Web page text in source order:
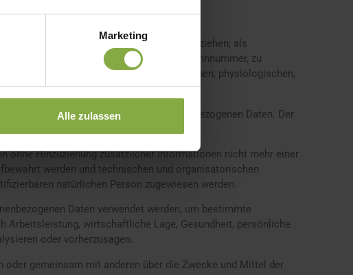
Marketing
Alle zulassen
(im Folgenden „betroffene Person“) beziehen; als
Kennung wie einem Namen, zu einer Kennnummer, zu
werden kann, die Ausdruck der physischen, physiologischen,
im Zusammenhang mit personenbezogenen Daten. Der
ohne Hinzuziehung zusätzlicher Informationen nicht mehr einer
werden und technischen und organisatorischen
natürlichen Person zugewiesen werden.
Daten verwendet werden, um bestimmte
Arbeitsleistung, wirtschaftliche Lage, Gesundheit, persönliche
oder vorherzusagen.
gemeinsam mit anderen über die Zwecke und Mittel der